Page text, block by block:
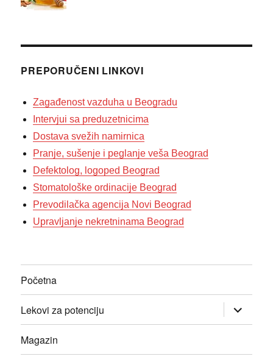
PREPORUČENI LINKOVI
Zagađenost vazduha u Beogradu
Intervjui sa preduzetnicima
Dostava svežih namirnica
Pranje, sušenje i peglanje veša Beograd
Defektolog, logoped Beograd
Stomatološke ordinacije Beograd
Prevodilačka agencija Novi Beograd
Upravljanje nekretninama Beograd
Početna
Lekovi za potenciju
прошири
изборник
дете
Magazin